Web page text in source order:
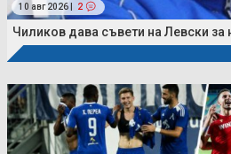
10 авг 2026 | 2
Чиликов дава съвети на Левски за